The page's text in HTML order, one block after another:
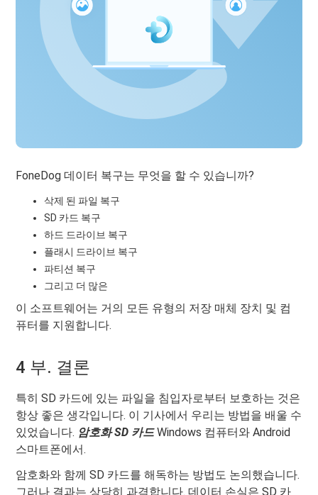
FoneDog 데이터 복구는 무엇을 할 수 있습니까?
삭제 된 파일 복구
SD 카드 복구
하드 드라이브 복구
플래시 드라이브 복구
파티션 복구
그리고 더 많은
이 소프트웨어는 거의 모든 유형의 저장 매체 장치 및 컴
퓨터를 지원합니다.
4 부. 결론
특히 SD 카드에 있는 파일을 침입자로부터 보호하는 것은
항상 좋은 생각입니다. 이 기사에서 우리는 방법을 배울 수
있었습니다. 암호화 SD 카드Windows 컴퓨터와 Android
스마트폰에서.
암호화와 함께 SD 카드를 해독하는 방법도 논의했습니다.
그러나 결과는 상당히 과격합니다. 데이터 손실은 SD 카